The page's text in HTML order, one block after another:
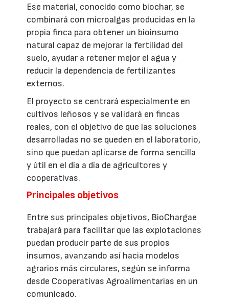
Ese material, conocido como biochar, se
combinará con microalgas producidas en la
propia finca para obtener un bioinsumo
natural capaz de mejorar la fertilidad del
suelo, ayudar a retener mejor el agua y
reducir la dependencia de fertilizantes
externos.
El proyecto se centrará especialmente en
cultivos leñosos y se validará en fincas
reales, con el objetivo de que las soluciones
desarrolladas no se queden en el laboratorio,
sino que puedan aplicarse de forma sencilla
y útil en el día a día de agricultores y
cooperativas.
Principales objetivos
Entre sus principales objetivos, BioChargae
trabajará para facilitar que las explotaciones
puedan producir parte de sus propios
insumos, avanzando así hacia modelos
agrarios más circulares, según se informa
desde Cooperativas Agroalimentarias en un
comunicado.